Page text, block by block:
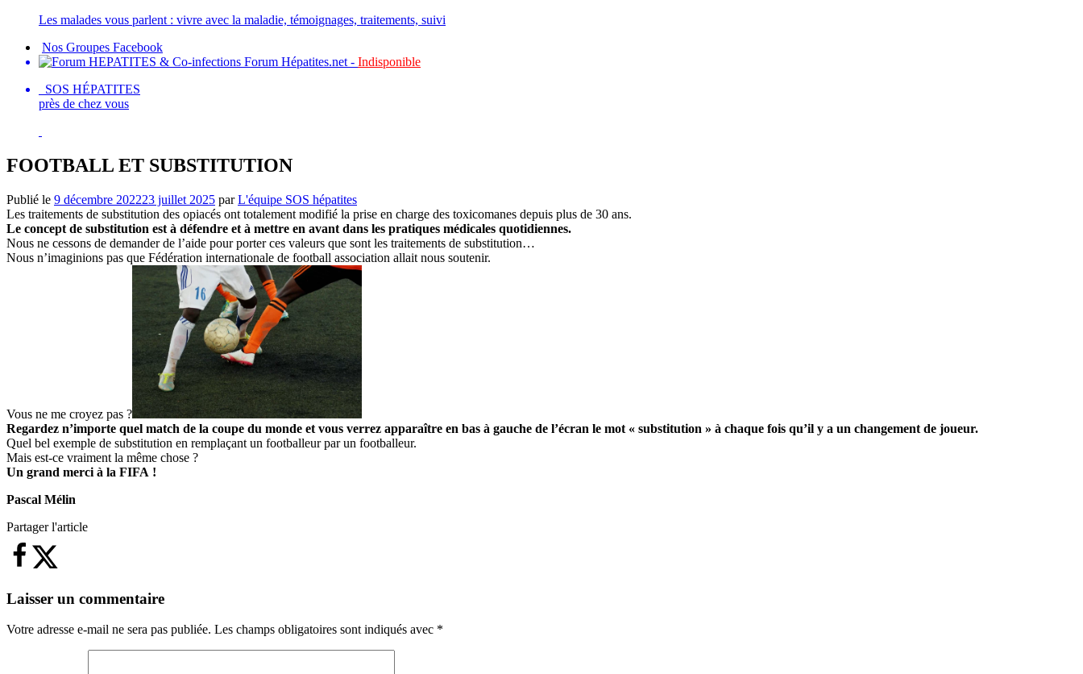
Les malades vous parlent : vivre avec la maladie, témoignages, traitements, suivi
Nos Groupes Facebook
Forum Hépatites.net - Indisponible
SOS HÉPATITES
près de chez vous
FOOTBALL ET SUBSTITUTION
Publié le 9 décembre 202223 juillet 2025 parL'équipe SOS hépatites
Les traitements de substitution des opiacés ont totalement modifié la prise en charge des toxicomanes depuis plus de 30 ans.
Le concept de substitution est à défendre et à mettre en avant dans les pratiques médicales quotidiennes.
Nous ne cessons de demander de l’aide pour porter ces valeurs que sont les traitements de substitution…
Nous n’imaginions pas que Fédération internationale de football association allait nous soutenir.
Vous ne me croyez pas ?
Regardez n’importe quel match de la coupe du monde et vous verrez apparaître en bas à gauche de l’écran le mot « substitution » à chaque fois qu’il y a un changement de joueur.
Quel bel exemple de substitution en remplaçant un footballeur par un footballeur.
Mais est-ce vraiment la même chose ?
Un grand merci à la FIFA !
Pascal Mélin
Partager l'article
Laisser un commentaire
Votre adresse e-mail ne sera pas publiée. Les champs obligatoires sont indiqués avec *